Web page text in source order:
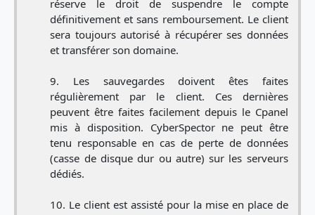
réserve le droit de suspendre le compte
définitivement et sans remboursement. Le client
sera toujours autorisé à récupérer ses données
et transférer son domaine.
Les sauvegardes doivent êtes faites
régulièrement par le client. Ces dernières
peuvent être faites facilement depuis le Cpanel
mis à disposition. CyberSpector ne peut être
tenu responsable en cas de perte de données
(casse de disque dur ou autre) sur les serveurs
dédiés.
Le client est assisté pour la mise en place de